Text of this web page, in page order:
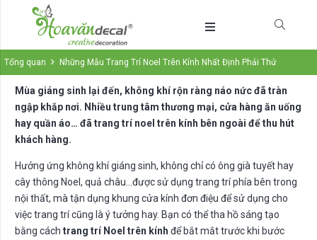
Tổng quan Những Mẫu Trang Trí Noel Trên Kính Nhất Định Phải Thử
Mùa giáng sinh lại đến, không khí rộn ràng náo nức đã tràn
ngập khắp nơi. Nhiều trung tâm thương mại, cửa hàng ăn uống
hay quần áo… đã trang trí noel trên kính bên ngoài để thu hút
khách hàng.
Hưởng ứng không khí giáng sinh, không chỉ có ông già tuyết hay
cây thông Noel, quả châu…được sử dụng trang trí phía bên trong
nội thất, mà tận dụng khung cửa kính đơn điệu để sử dụng cho
việc trang trí cũng là ý tưởng hay. Bạn có thể tha hồ sáng tạo
bằng cách trang trí Noel trên kính để bắt mắt trước khi bước